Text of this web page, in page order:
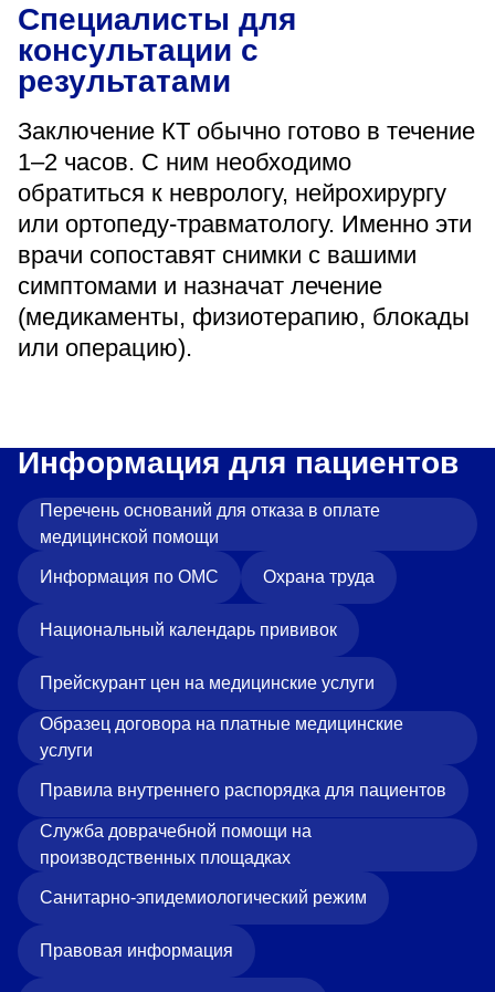
Специалисты для
консультации с
результатами
Заключение КТ обычно готово в течение
1–2 часов. С ним необходимо
обратиться к неврологу, нейрохирургу
или ортопеду-травматологу. Именно эти
врачи сопоставят снимки с вашими
симптомами и назначат лечение
(медикаменты, физиотерапию, блокады
или операцию).
Информация для пациентов
Перечень оснований для отказа в оплате
медицинской помощи
Информация по ОМС Охрана труда
Национальный календарь прививок
Прейскурант цен на медицинские услуги
Образец договора на платные медицинские
услуги
Правила внутреннего распорядка для пациентов
Служба доврачебной помощи на
производственных площадках
Санитарно-эпидемиологический режим
Правовая информация